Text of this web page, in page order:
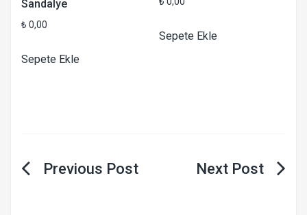
Sandalye
₺ 0,00
Sepete Ekle
Sepete Ekle
Yazı